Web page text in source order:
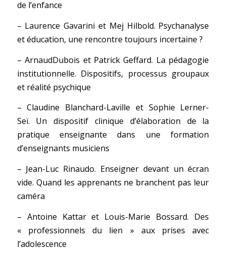
de l’enfance
– Laurence Gavarini et Mej Hilbold. Psychanalyse
et éducation, une rencontre toujours incertaine ?
– ArnaudDubois et Patrick Geffard. La pédagogie
institutionnelle. Dispositifs, processus groupaux
et réalité psychique
– Claudine Blanchard-Laville et Sophie Lerner-
Seï. Un dispositif clinique d’élaboration de la
pratique enseignante dans une formation
d’enseignants musiciens
– Jean-Luc Rinaudo. Enseigner devant un écran
vide. Quand les apprenants ne branchent pas leur
caméra
– Antoine Kattar et Louis-Marie Bossard. Des
« professionnels du lien » aux prises avec
l’adolescence